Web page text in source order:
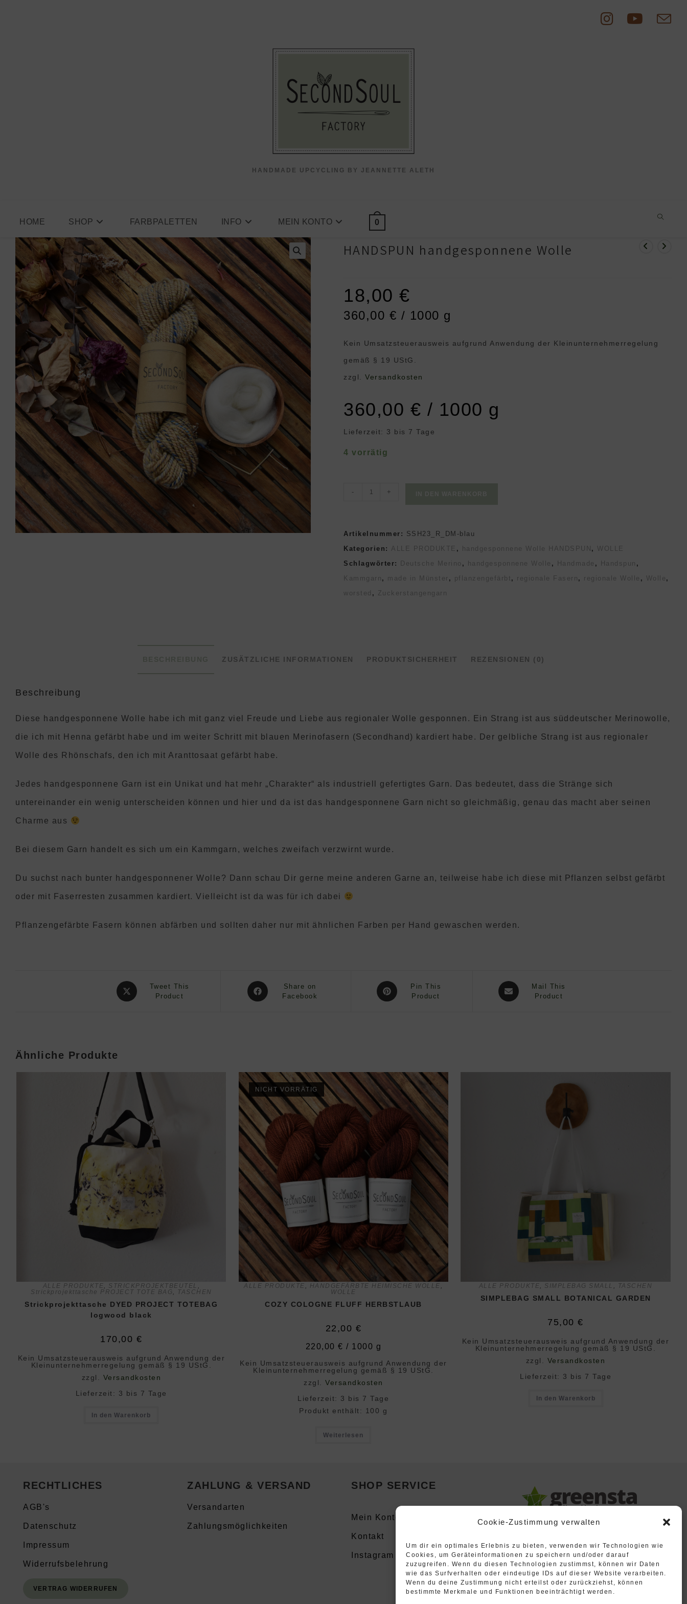
Cookie-Zustimmung verwalten
Um dir ein optimales Erlebnis zu bieten, verwenden wir Technologien wie
Cookies, um Geräteinformationen zu speichern und/oder darauf
zuzugreifen. Wenn du diesen Technologien zustimmst, können wir Daten
wie das Surfverhalten oder eindeutige IDs auf dieser Website verarbeiten.
Wenn du deine Zustimmung nicht erteilst oder zurückziehst, können
bestimmte Merkmale und Funktionen beeinträchtigt werden.
HANDMADE UPCYCLING BY JEANNETTE ALETH
HOME SHOP FARBPALETTEN INFO MEIN KONTO 0
HANDSPUN handgesponnene Wolle
18,00 €
360,00 € / 1000 g
Kein Umsatzsteuerausweis aufgrund Anwendung der Klein­unternehmer­regelung
gemäß § 19 UStG.
zzgl. Versandkosten
360,00 € / 1000 g
Lieferzeit: 3 bis 7 Tage
4 vorrätig
HANDSPUN
- +
Artikelnummer: SSH23_R_DM-blau
Kategorien: ALLE PRODUKTE , handgesponnene Wolle HANDSPUN , WOLLE
Schlagwörter:
Deutsche Merino , handgesponnene Wolle , Handmade , Handspun ,
Kammgarn , made in Münster , pflanzengefärbt , regionale Fasern , regionale Wolle , Wolle ,
worsted , Zuckerstangengarn
ZUSÄTZLICHE INFORMATIONEN PRODUKTSICHERHEIT REZENSIONEN (0)
Beschreibung
Diese handgesponnene Wolle habe ich mit ganz viel Freude und Liebe aus regionaler Wolle gesponnen. Ein Strang ist aus süddeutscher Merinowolle,
die ich mit Henna gefärbt habe und im weiter Schritt mit blauen Merinofasern (Secondhand) kardiert habe. Der gelbliche Strang ist aus regionaler
Wolle des Rhönschafs, den ich mit Aranttosaat gefärbt habe.
Jedes handgesponnene Garn ist ein Unikat und hat mehr „Charakter“ als industriell gefertigtes Garn. Das bedeutet, dass die Stränge sich
untereinander ein wenig unterscheiden können und hier und da ist das handgesponnene Garn nicht so gleichmäßig, genau das macht aber seinen
Charme aus
Bei diesem Garn handelt es sich um ein Kammgarn, welches zweifach verzwirnt wurde.
Du suchst nach bunter handgesponnener Wolle? Dann schau Dir gerne meine anderen Garne an, teilweise habe ich diese mit Pflanzen selbst gefärbt
oder mit Faserresten zusammen kardiert. Vielleicht ist da was für ich dabei
Pflanzengefärbte Fasern können abfärben und sollten daher nur mit ähnlichen Farben per Hand gewaschen werden.
Opens
in
Tweet This
Product
Opens
in
Share on
Facebook
Opens
in
Pin This
Product
Opens
in
Mail This
Product
Ähnliche Produkte
ALLE PRODUKTE, STRICKPROJEKTBEUTEL ,
Strickprojekttasche PROJECT TOTE BAG , TASCHEN
Strickprojekttasche DYED PROJECT TOTEBAG
logwood black
170,00 €
Kein Umsatzsteuerausweis aufgrund Anwendung der
Klein­unternehmer­regelung gemäß § 19 UStG.
zzgl. Versandkosten
Lieferzeit: 3 bis 7 Tage
In den Warenkorb
NICHT VORRÄTIG
ALLE PRODUKTE , HANDGEFÄRBTE HEIMISCHE WOLLE ,
WOLLE
COZY COLOGNE FLUFF HERBSTLAUB
22,00 €
220,00€ / 1000 g
Kein Umsatzsteuerausweis aufgrund Anwendung der
Klein­unternehmer­regelung gemäß § 19 UStG.
zzgl.Versandkosten
Lieferzeit: 3 bis 7 Tage
Produkt enthält: 100 g
Weiterlesen
ALLE PRODUKTE, SIMPLEBAG SMALL , TASCHEN
SIMPLEBAG SMALL BOTANICAL GARDEN
75,00€
Kein Umsatzsteuerausweis aufgrund Anwendung der
Klein­unternehmer­regelung gemäß § 19 UStG.
zzgl. Versandkosten
Lieferzeit: 3 bis 7 Tage
In den Warenkorb
RECHTLICHES
AGB's
Datenschutz
Impressum
Widerrufsbelehrung
VERTRAG WIDERRUFEN
ZAHLUNG & VERSAND
Versandarten
Zahlungsmöglichkeiten
SHOP SERVICE
Mein Konto
Kontakt
Instagram